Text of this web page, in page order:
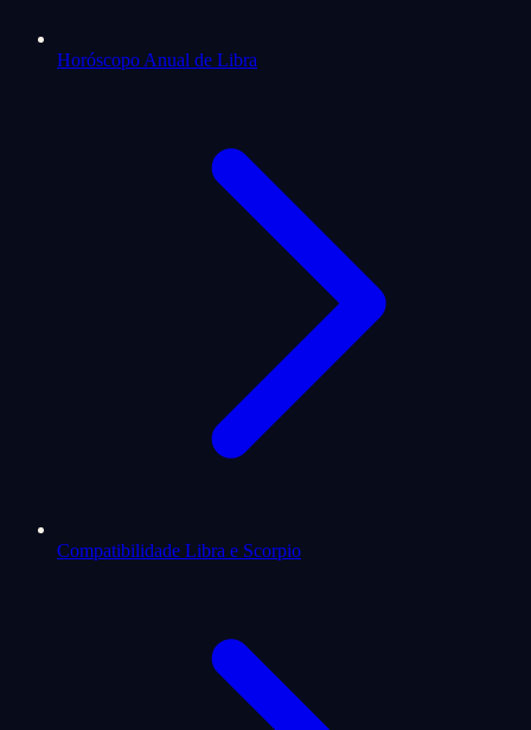
Horóscopo Anual de Libra
Compatibilidade Libra e Scorpio